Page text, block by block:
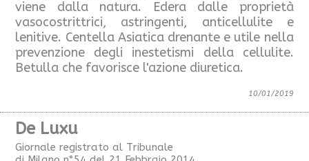
viene dalla natura. Edera dalle proprietà
vasocostrittrici, astringenti, anticellulite e
lenitive. Centella Asiatica drenante e utile nella
prevenzione degli inestetismi della cellulite.
Betulla che favorisce l'azione diuretica.
10/01/2019
De Luxu
Giornale registrato al Tribunale